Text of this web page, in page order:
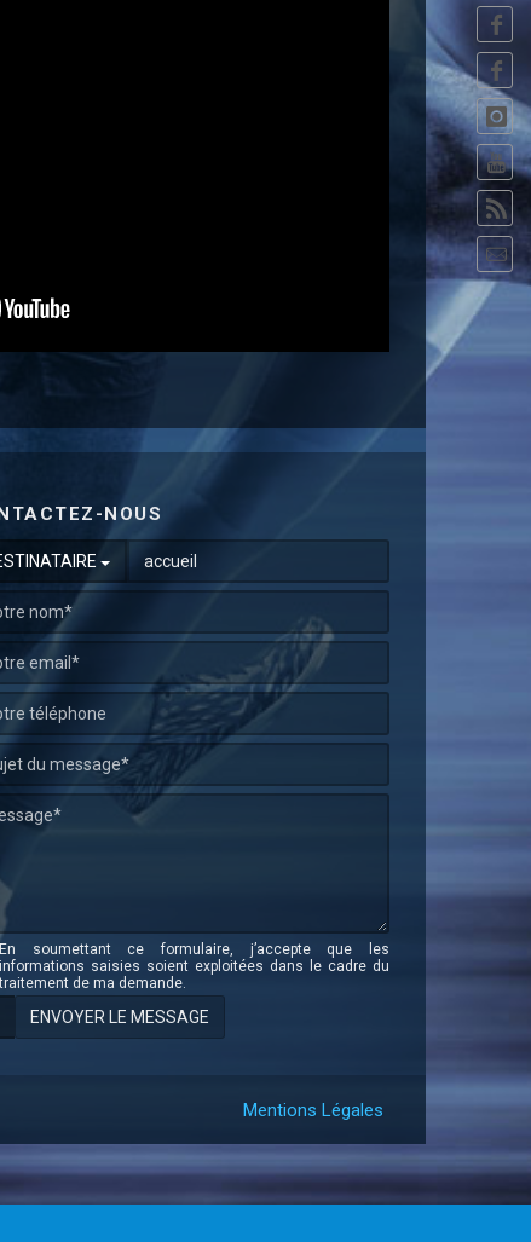
NOUS
En soumettant ce formulaire, j’accepte que les
informations saisies soient exploitées dans le cadre du
traitement de ma demande.
Mentions Légales